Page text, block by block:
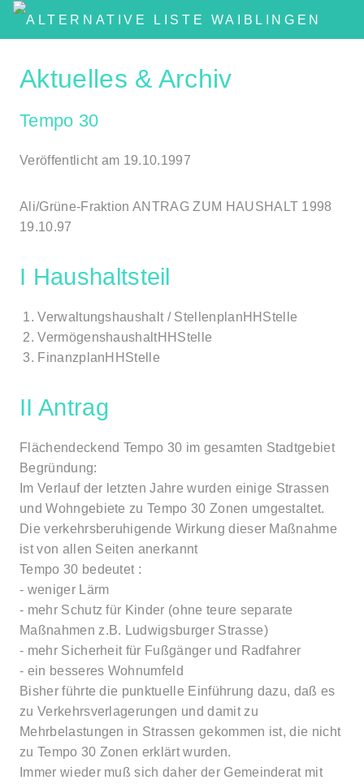
Aktuelles & Archiv
Tempo 30
Veröffentlicht am 19.10.1997
Ali/Grüne-Fraktion ANTRAG ZUM HAUSHALT 1998
19.10.97
I Haushaltsteil
1. Verwaltungshaushalt / StellenplanHHStelle
2. VermögenshaushaltHHStelle
3. FinanzplanHHStelle
II Antrag
Flächendeckend Tempo 30 im gesamten Stadtgebiet
Begründung:
Im Verlauf der letzten Jahre wurden einige Strassen
und Wohngebiete zu Tempo 30 Zonen umgestaltet.
Die verkehrsberuhigende Wirkung dieser Maßnahme
ist von allen Seiten anerkannt
Tempo 30 bedeutet :
- weniger Lärm
- mehr Schutz für Kinder (ohne teure separate
Maßnahmen z.B. Ludwigsburger Strasse)
- mehr Sicherheit für Fußgänger und Radfahrer
- ein besseres Wohnumfeld
Bisher führte die punktuelle Einführung dazu, daß es
zu Verkehrsverlagerungen und damit zu
Mehrbelastungen in Strassen gekommen ist, die nicht
zu Tempo 30 Zonen erklärt wurden.
Immer wieder muß sich daher der Gemeinderat mit